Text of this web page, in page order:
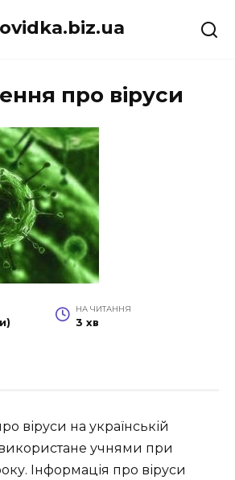
про віруси
НА ЧИТАННЯ
3 хв
віруси на українській
учнями при
Інформація про віруси